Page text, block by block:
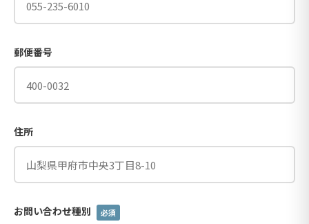
郵便番号
住所
お問い合わせ種別 必須